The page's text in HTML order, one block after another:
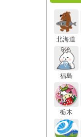
北海道
福島
栃木